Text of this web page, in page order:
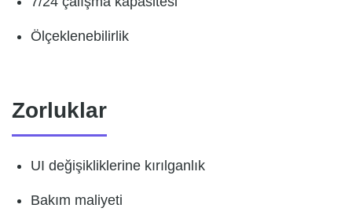
Ölçeklenebilirlik
Zorluklar
UI değişikliklerine kırılganlık
Bakım maliyeti